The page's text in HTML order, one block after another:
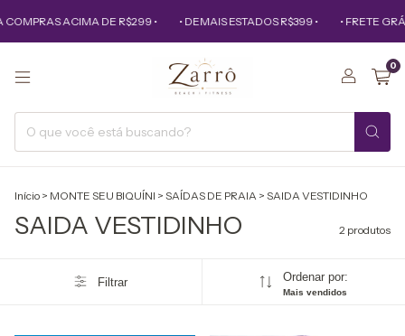
ACIMA DE R$299 • • DEMAIS ESTADOS R$399 • • FRETE
0
Início > MONTE SEU BIQUÍNI > SAÍDAS DE PRAIA > SAIDA VESTIDINHO
SAIDA VESTIDINHO 2 produtos
Filtrar Ordenar por:
Mais vendidos